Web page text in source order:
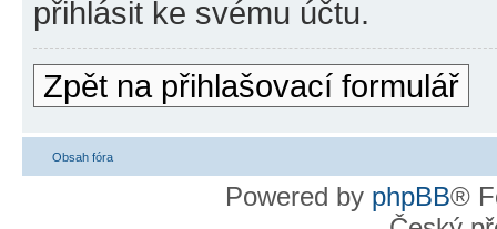
přihlásit ke svému účtu.
Zpět na přihlašovací formulář
Obsah fóra
Powered by phpBB®